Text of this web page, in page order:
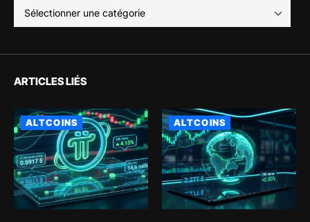
ARTICLES LIÉS
ALTCOINS ALTCOINS